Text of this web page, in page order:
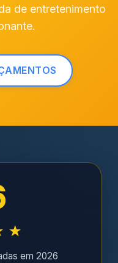
de entretenimento
em 2026